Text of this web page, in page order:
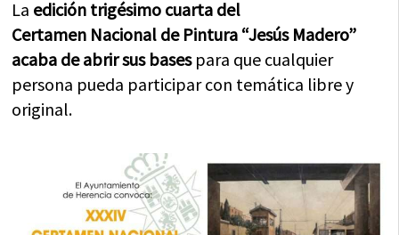
La edición trigésimo cuarta del
Certamen Nacional de Pintura “Jesús Madero”
acaba de abrir sus basespara que cualquier
persona pueda participar con temática libre y
original.